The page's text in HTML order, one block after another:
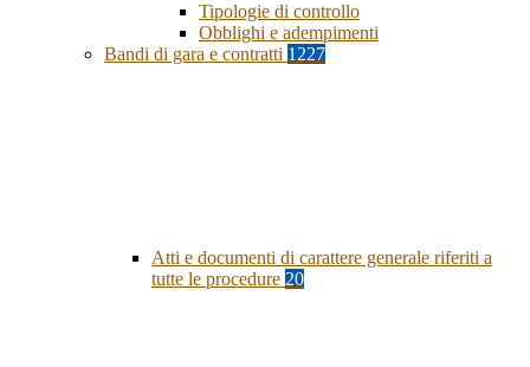
Tipologie di controllo
Obblighi e adempimenti
Bandi di gara e contratti 1227
Atti e documenti di carattere generale riferiti a
tutte le procedure 20